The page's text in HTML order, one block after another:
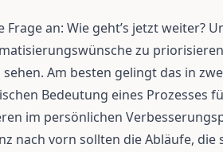
an: Wie geht’s jetzt weiter?
zu
Am besten gelingt das in
Bedeutung eines Prozesses
im persönlichen
nach vorn sollten die Abläufe, die